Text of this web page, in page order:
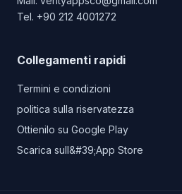
Tel. +90 212 4001272
Collegamenti rapidi
Termini e condizioni
politica sulla riservatezza
Ottienilo su Google Play
Scarica sull&#39;App Store